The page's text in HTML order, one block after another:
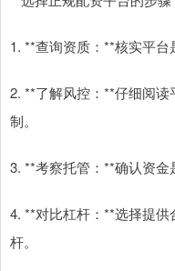
1. **查询资质：**核实平台
2. **了解风控：**仔细阅
制。
3. **考察托管：**确认资金
4. **对比杠杆：**选择提
杆。